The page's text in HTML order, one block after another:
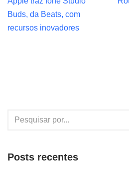
Buds, da Beats, com
recursos inovadores
Posts recentes